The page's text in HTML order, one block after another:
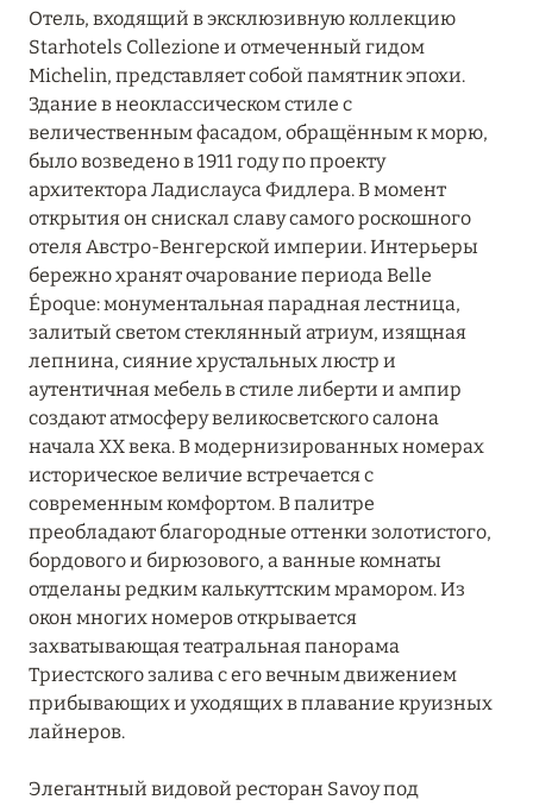
Отель, входящий в эксклюзивную коллекцию
Starhotels Collezione и отмеченный гидом
Michelin, представляет собой памятник эпохи.
Здание в неоклассическом стиле с
величественным фасадом, обращённым к морю,
было возведено в 1911 году по проекту
архитектора Ладислауса Фидлера. В момент
открытия он снискал славу самого роскошного
отеля Австро-Венгерской империи. Интерьеры
бережно хранят очарование периода Belle
Époque: монументальная парадная лестница,
залитый светом стеклянный атриум, изящная
лепнина, сияние хрустальных люстр и
аутентичная мебель в стиле либерти и ампир
создают атмосферу великосветского салона
начала XX века. В модернизированных номерах
историческое величие встречается с
современным комфортом. В палитре
преобладают благородные оттенки золотистого,
бордового и бирюзового, а ванные комнаты
отделаны редким калькуттским мрамором. Из
окон многих номеров открывается
захватывающая театральная панорама
Триестского залива с его вечным движением
прибывающих и уходящих в плавание круизных
лайнеров.
Элегантный видовой ресторан Savoy под